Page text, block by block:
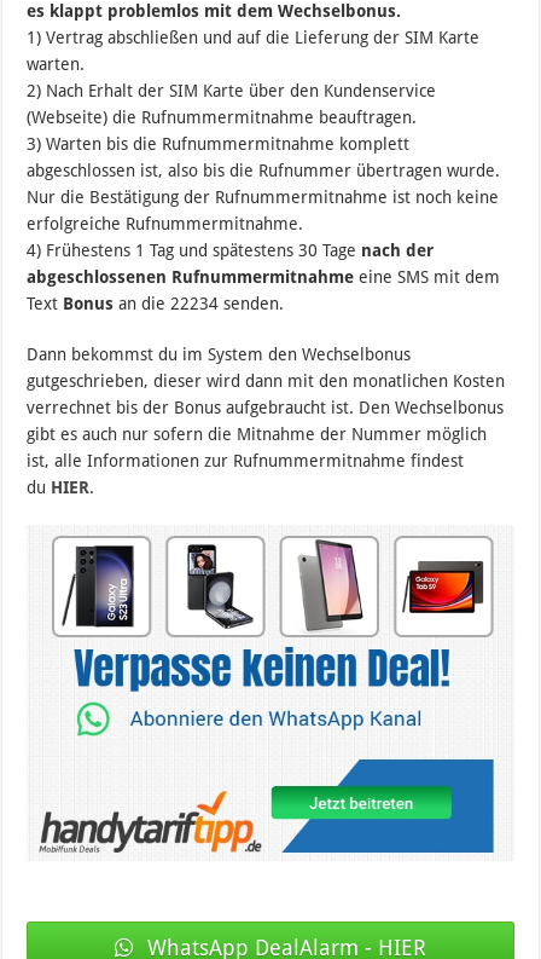
es klappt problemlos mit dem Wechselbonus.
1) Vertrag abschließen und auf die Lieferung der SIM Karte
warten.
2) Nach Erhalt der SIM Karte über den Kundenservice
(Webseite) die Rufnummermitnahme beauftragen.
3) Warten bis die Rufnummermitnahme komplett
abgeschlossen ist, also bis die Rufnummer übertragen wurde.
Nur die Bestätigung der Rufnummermitnahme ist noch keine
erfolgreiche Rufnummermitnahme.
4) Frühestens 1 Tag und spätestens 30 Tage nach der
abgeschlossenen Rufnummermitnahme eine SMS mit dem
Text Bonus an die 22234 senden.
Dann bekommst du im System den Wechselbonus
gutgeschrieben, dieser wird dann mit den monatlichen Kosten
verrechnet bis der Bonus aufgebraucht ist. Den Wechselbonus
gibt es auch nur sofern die Mitnahme der Nummer möglich
ist, alle Informationen zur Rufnummermitnahme findest
du HIER.
WhatsApp DealAlarm - HIER